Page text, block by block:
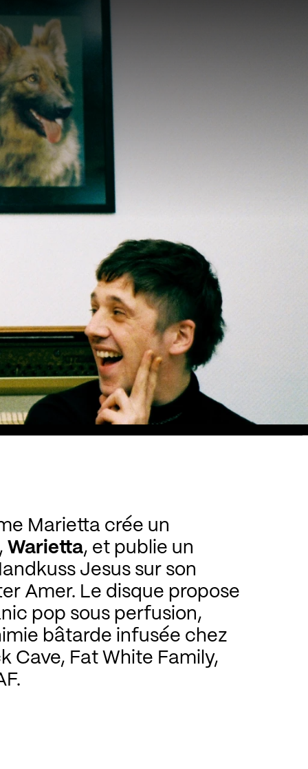
Marietta crée un
Warietta, et publie un
Jesus sur son
Amer. Le disque propose
pop sous perfusion,
bâtarde infusée chez
Cave, Fat White Family,